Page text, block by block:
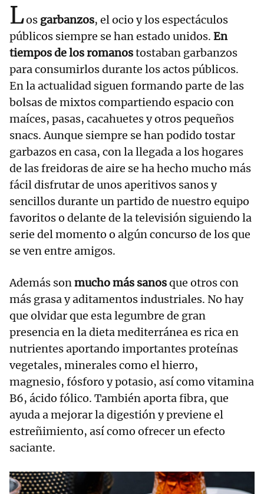
Los garbanzos, el ocio y los espectáculos
públicos siempre se han estado unidos. En
tiempos de los romanostostaban garbanzos
para consumirlos durante los actos públicos.
En la actualidad siguen formando parte de las
bolsas de mixtos compartiendo espacio con
maíces, pasas, cacahuetes y otros pequeños
snacs. Aunque siempre se han podido tostar
garbazos en casa, con la llegada a los hogares
de las freidoras de aire se ha hecho mucho más
fácil disfrutar de unos aperitivos sanos y
sencillos durante un partido de nuestro equipo
favoritos o delante de la televisión siguiendo la
serie del momento o algún concurso de los que
se ven entre amigos.
Además sonmucho más sanosque otros con
más grasa y aditamentos industriales. No hay
que olvidar que esta legumbre de gran
presencia en la dieta mediterránea es rica en
nutrientes aportando importantes proteínas
vegetales, minerales como el hierro,
magnesio, fósforo y potasio, así como vitamina
B6, ácido fólico. También aporta fibra, que
ayuda a mejorar la digestión y previene el
estreñimiento, así como ofrecer un efecto
saciante.